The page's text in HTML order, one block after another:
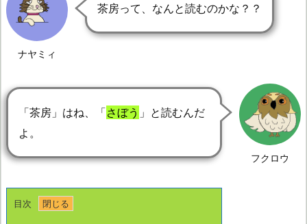
ナヤミィ
茶房って、なんと読むのかな？？
フクロウ
「茶房」はね、「さぼう 」と読むんだ
よ。
目次